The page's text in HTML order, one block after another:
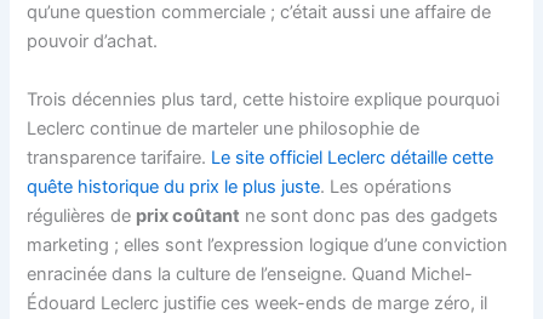
qu’une question commerciale ; c’était aussi une affaire de
pouvoir d’achat.
Trois décennies plus tard, cette histoire explique pourquoi
Leclerc continue de marteler une philosophie de
transparence tarifaire. Le site officiel Leclerc détaille cette
quête historique du prix le plus juste. Les opérations
régulières de prix coûtant ne sont donc pas des gadgets
marketing ; elles sont l’expression logique d’une conviction
enracinée dans la culture de l’enseigne. Quand Michel-
Édouard Leclerc justifie ces week-ends de marge zéro, il